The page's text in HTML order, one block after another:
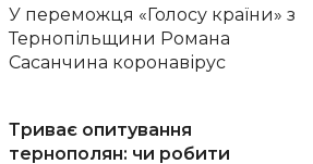
У переможця «Голосу країни» з
Тернопільщини Романа
Сасанчина коронавірус
Триває опитування
тернополян: чи робити